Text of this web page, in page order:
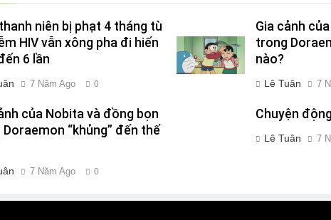
niên bị phạt 4 tháng tù
HIV vẫn xông pha đi hiến
6 lần
7 Năm Ago 0
Gia cảnh
trong
nào?
Lê Tuân 7
của Nobita và đồng bọn
“khủng” đến thế
7 Năm Ago 0
Chuyện
Lê Tuân 7